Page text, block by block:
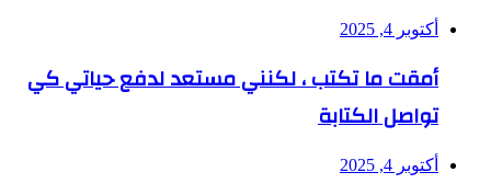
أكتوبر 4, 2025
أمقت ما تكتب ، لكنني مستعد لدفع حياتي كي
تواصل الكتابة
أكتوبر 4, 2025